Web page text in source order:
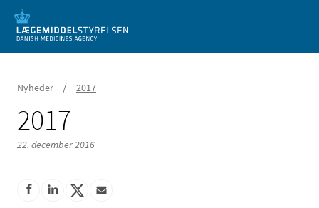
Mobil visning
Nyheder / 2017
2017
22. december 2016